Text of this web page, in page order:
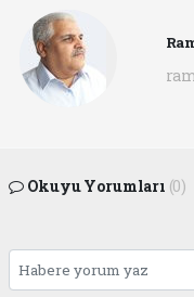
Okuyu Yorumları (0)